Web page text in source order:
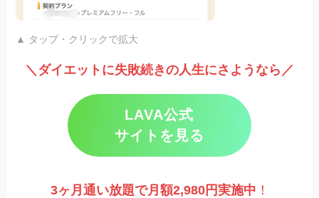
▲ タップ・クリックで拡大
＼ダイエットに失敗続きの人生にさようなら／
LAVA公式
サイトを見る
3ヶ月通い放題で月額2,980円実施中 ！